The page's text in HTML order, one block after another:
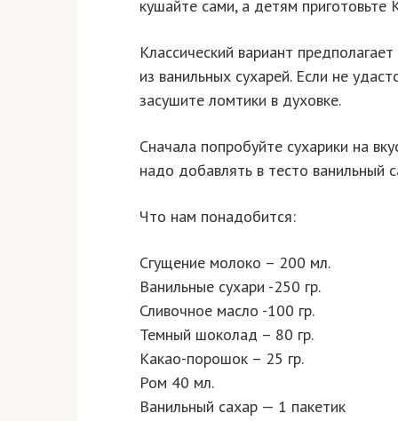
кушайте сами, а детям приготовьте
Классический вариант
из ванильных сухарей. Если не
засушите ломтики в духовке.
Сначала попробуйте сухарики на
надо добавлять в тесто ванильный
Что нам понадобится:
Сгущение молоко – 200 мл.
Ванильные сухари -250 гр.
Сливочное масло -100 гр.
Темный шоколад – 80 гр.
Какао-порошок – 25 гр.
Ром 40 мл.
Ванильный сахар — 1 пакетик